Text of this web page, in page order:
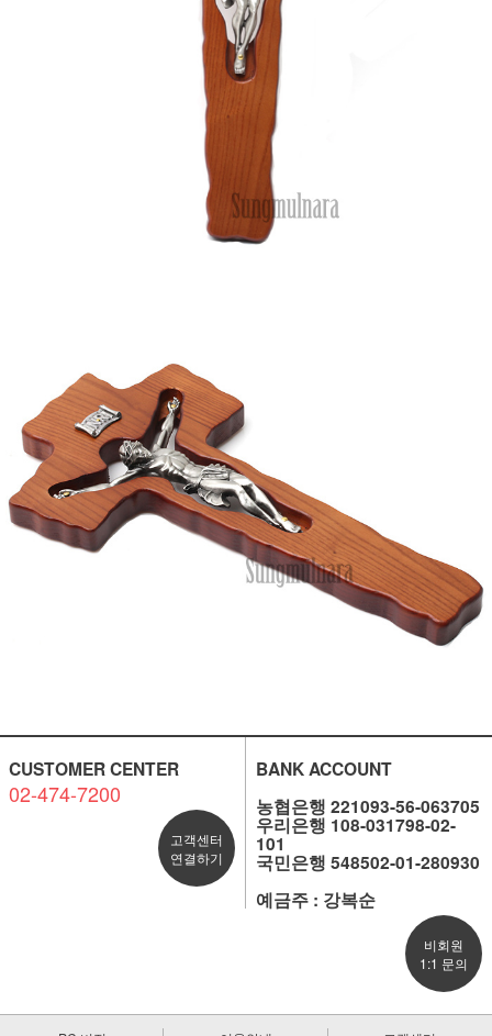
CUSTOMER CENTER
02-474-7200
고객센터
연결하기
BANK ACCOUNT
농협은행 221093-56-063705
우리은행 108-031798-02-
101
국민은행 548502-01-280930
예금주 : 강복순
비회원
1:1 문의